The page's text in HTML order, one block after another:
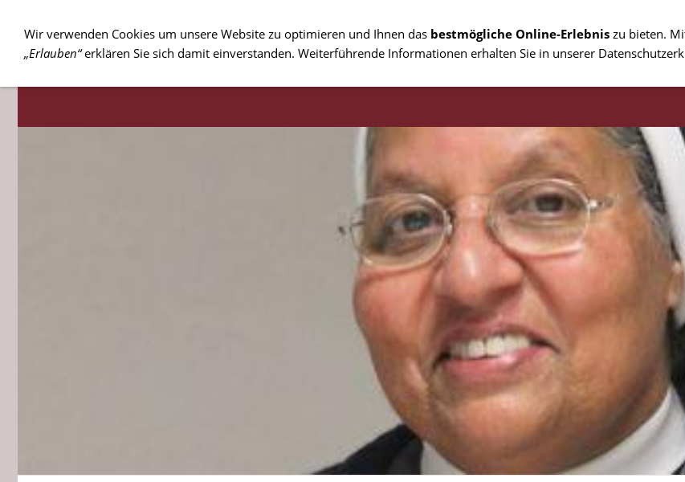
Wir verwenden Cookies um unsere Website zu optimieren und Ihnen das bestmögliche Online-Erlebnis zu bieten.
„Erlauben“erklären Sie sich damit einverstanden. Weiterführende Informationen erhalten Sie in unserer